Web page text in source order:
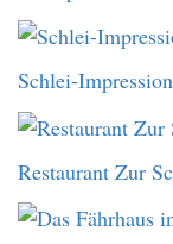
Schlei-
Restaurant Zur